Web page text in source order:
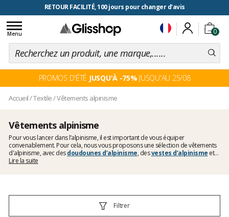
RETOUR FACILITÉ, 100 jours pour changer d'avis
0
Toggle
navigation
Menu
PROMOS D'ÉTÉ JUSQU'À -75% JUSQU'AU 25/08
Accueil/Textile/Vêtements alpinisme
Vêtements alpinisme
Pour vous lancer dans l’alpinisme, il est important de vous équiper
convenablement. Pour cela, nous vous proposons une sélection de vêtements
d'alpinisme, avec desdoudounes d’alpinisme, desvestes d’alpinisme et
des pantalons d’alpinisme
Lire la suite
Filtrer